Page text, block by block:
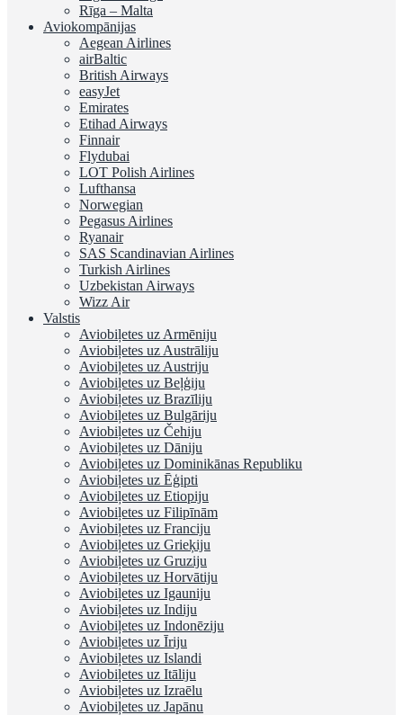
Rīga – Malta
Aviokompānijas
Aegean Airlines
airBaltic
British Airways
easyJet
Emirates
Etihad Airways
Finnair
Flydubai
LOT Polish Airlines
Lufthansa
Norwegian
Pegasus Airlines
Ryanair
SAS Scandinavian Airlines
Turkish Airlines
Uzbekistan Airways
Wizz Air
Valstis
Aviobiļetes uz Armēniju
Aviobiļetes uz Austrāliju
Aviobiļetes uz Austriju
Aviobiļetes uz Beļģiju
Aviobiļetes uz Brazīliju
Aviobiļetes uz Bulgāriju
Aviobiļetes uz Čehiju
Aviobiļetes uz Dāniju
Aviobiļetes uz Dominikānas Republiku
Aviobiļetes uz Ēģipti
Aviobiļetes uz Etiopiju
Aviobiļetes uz Filipīnām
Aviobiļetes uz Franciju
Aviobiļetes uz Grieķiju
Aviobiļetes uz Gruziju
Aviobiļetes uz Horvātiju
Aviobiļetes uz Igauniju
Aviobiļetes uz Indiju
Aviobiļetes uz Indonēziju
Aviobiļetes uz Īriju
Aviobiļetes uz Islandi
Aviobiļetes uz Itāliju
Aviobiļetes uz Izraēlu
Aviobiļetes uz Japānu